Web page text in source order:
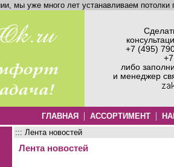
мы уже много лет устанавливаем
+7 (495)
либо
и менеджер
ГЛАВНАЯ | АССОРТИМЕНТ |
::: Лента новостей
Лента новостей